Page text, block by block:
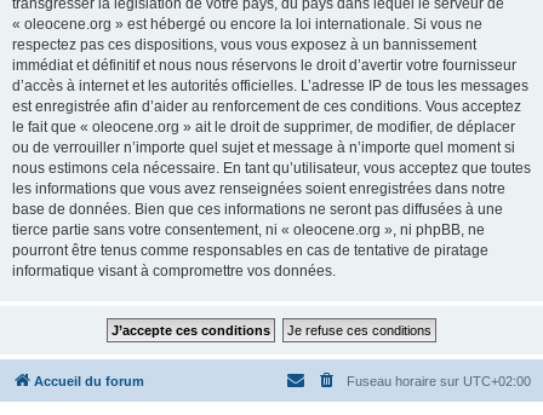
transgresser la législation de votre pays, du pays dans lequel le serveur de
« oleocene.org » est hébergé ou encore la loi internationale. Si vous ne
respectez pas ces dispositions, vous vous exposez à un bannissement
immédiat et définitif et nous nous réservons le droit d’avertir votre fournisseur
d’accès à internet et les autorités officielles. L’adresse IP de tous les messages
est enregistrée afin d’aider au renforcement de ces conditions. Vous acceptez
le fait que « oleocene.org » ait le droit de supprimer, de modifier, de déplacer
ou de verrouiller n’importe quel sujet et message à n’importe quel moment si
nous estimons cela nécessaire. En tant qu’utilisateur, vous acceptez que toutes
les informations que vous avez renseignées soient enregistrées dans notre
base de données. Bien que ces informations ne seront pas diffusées à une
tierce partie sans votre consentement, ni « oleocene.org », ni phpBB, ne
pourront être tenus comme responsables en cas de tentative de piratage
informatique visant à compromettre vos données.
Accueil du forum Fuseau horaire sur UTC+02:00